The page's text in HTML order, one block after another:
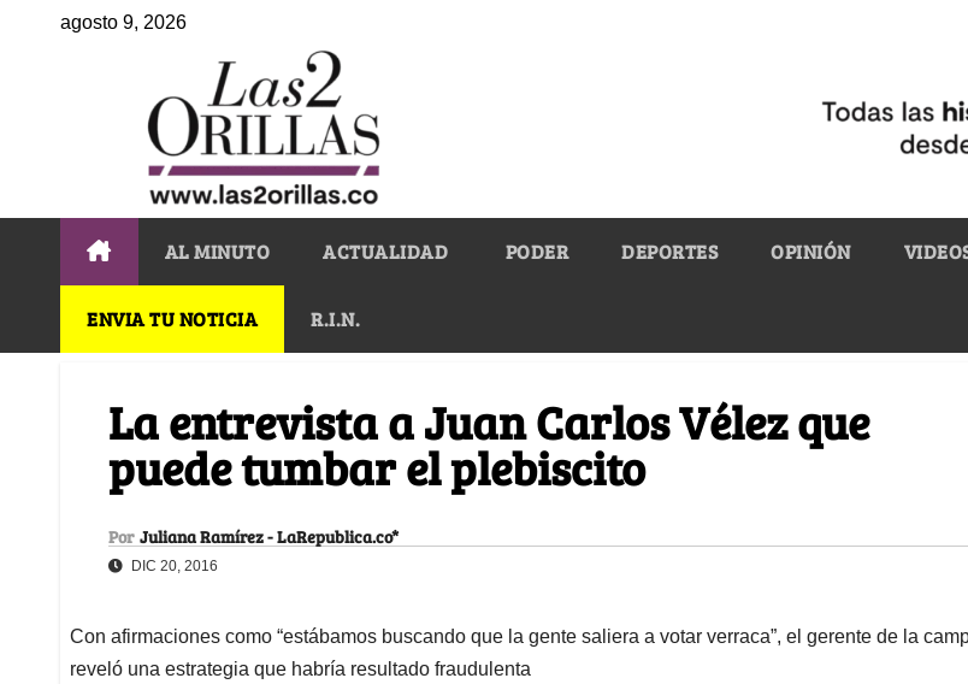
agosto 9, 2026
AL MINUTO ACTUALIDAD PODER DEPORTES OPINIÓN
ENVIA TU NOTICIA R.I.N.
La entrevista a Juan Carlos Vélez que
puede tumbar el plebiscito
Por Juliana Ramírez - LaRepublica.co*
DIC 20, 2016
Con afirmaciones como “estábamos buscando que la gente saliera a votar verraca”, el gerente de la
reveló una estrategia que habría resultado fraudulenta